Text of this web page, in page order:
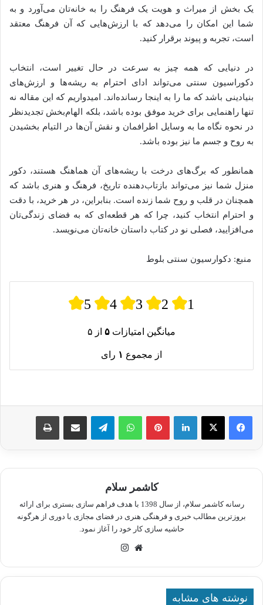
یک بخش از میراث و هویت یک فرهنگ را به خانه‌تان می‌آورد و به
شما این امکان را می‌دهد که با ارزش‌هایی که آن فرهنگ معتقد
است، تجربه و پیوند برقرار کنید.
در دنیایی که همه چیز به سرعت در حال تغییر است، انتخاب
دکوراسیون سنتی می‌تواند ادای احترام به ریشه‌ها و ارزش‌های
بنیادینی باشد که ما را به اینجا رسانده‌اند. امیدواریم که این مقاله نه
تنها راهنمایی برای خرید موفق بوده باشد، بلکه الهام‌بخش تجدیدنظر
در نحوه نگاه ما به وسایل اطرافمان و نقش آن‌ها در التیام بخشیدن
به روح و جسم ما نیز بوده باشد.
همانطور که برگ‌های درخت با ریشه‌های آن هماهنگ هستند، دکور
منزل شما نیز می‌تواند بازتاب‌دهنده تاریخ، فرهنگ و هنری باشد که
همچنان در قلب و روح شما زنده است. بنابراین، در هر خرید، با دقت
و احترام انتخاب کنید، چرا که هر قطعه‌ای که به فضای زندگی‌تان
می‌افزایید، فصلی نو در کتاب داستان خانه‌تان می‌نویسد.
منبع: دکوارسیون سنتی بلوط
5 4 3 2 1
میانگین امتیازات ۵ از ۵
از مجموع ۱ رای
لینکدین پینترستواتس آپ تلگرام اشتراک گذاری از طریق ایمیل چاپ
کاشمر سلام
رسانه کاشمر سلام، از سال 1398 با هدف فراهم سازی بستری برای ارائه
بروزترین مطالب خبری و فرهنگی هنری در فضای مجازی با دوری از هرگونه
حاشیه سازی کار خود را آغاز نمود.
وبسایت
نوشته های مشابه